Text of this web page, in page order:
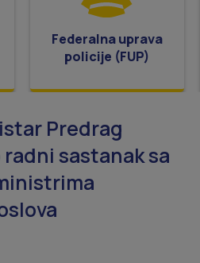
Federalna uprava
policije (FUP)
Predrag
sastanak sa